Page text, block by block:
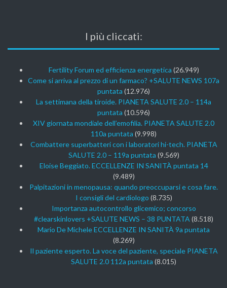
I più cliccati:
Fertility Forum ed efficienza energetica (26.949)
Come si arriva al prezzo di un farmaco? +SALUTE NEWS 107a
puntata (12.976)
La settimana della tiroide. PIANETA SALUTE 2.0 – 114a
puntata (10.596)
XIV giornata mondiale dell’emofilia. PIANETA SALUTE 2.0
110a puntata (9.998)
Combattere superbatteri con i laboratori hi-tech. PIANETA
SALUTE 2.0 – 119a puntata (9.569)
Eloise Beggiato. ECCELLENZE IN SANITÀ puntata 14
(9.489)
Palpitazioni in menopausa: quando preoccuparsi e cosa fare.
I consigli del cardiologo (8.735)
Importanza autocontrollo glicemico; concorso
#clearskinlovers +SALUTE NEWS – 38 PUNTATA(8.518)
Mario De Michele ECCELLENZE IN SANITÀ 9a puntata
(8.269)
Il paziente esperto. La voce del paziente, speciale PIANETA
SALUTE 2.0 112a puntata (8.015)